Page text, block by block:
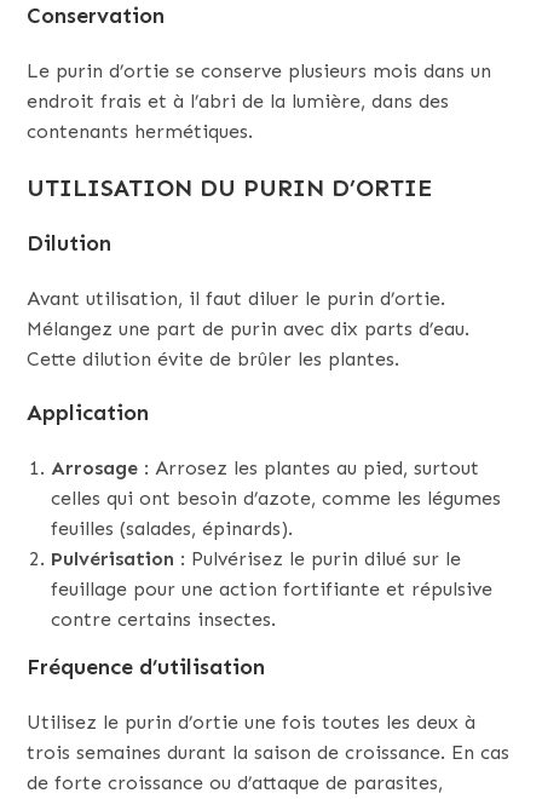
Conservation
Le purin d’ortie se conserve plusieurs mois dans un
endroit frais et à l’abri de la lumière, dans des
contenants hermétiques.
UTILISATION DU PURIN D’ORTIE
Dilution
Avant utilisation, il faut diluer le purin d’ortie.
Mélangez une part de purin avec dix parts d’eau.
Cette dilution évite de brûler les plantes.
Application
Arrosage : Arrosez les plantes au pied, surtout
celles qui ont besoin d’azote, comme les légumes
feuilles (salades, épinards).
Pulvérisation : Pulvérisez le purin dilué sur le
feuillage pour une action fortifiante et répulsive
contre certains insectes.
Fréquence d’utilisation
Utilisez le purin d’ortie une fois toutes les deux à
trois semaines durant la saison de croissance. En cas
de forte croissance ou d’attaque de parasites,